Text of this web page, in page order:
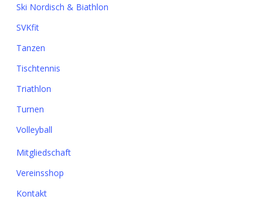
Ski Nordisch & Biathlon
SVKfit
Tanzen
Tischtennis
Triathlon
Turnen
Volleyball
Mitgliedschaft
Vereinsshop
Kontakt